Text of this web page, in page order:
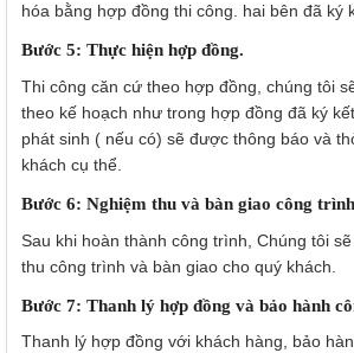
hóa bằng hợp đồng thi công. hai bên đã ký
Bước 5: Thực hiện hợp đồng.
Thi công căn cứ theo hợp đồng, chúng tôi
theo kế hoạch như trong hợp đồng đã ký
phát sinh ( nếu có) sẽ được thông báo và
khách cụ thể.
Bước 6: Nghiệm thu và bàn giao công trình
Sau khi hoàn thành công trình, Chúng tôi
thu công trình và bàn giao cho quý khách.
Bước 7: Thanh lý hợp đồng và bảo hành
Thanh lý hợp đồng với khách hàng, bảo